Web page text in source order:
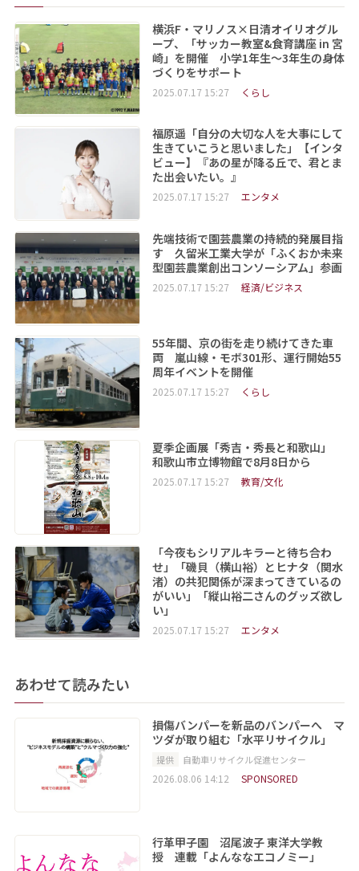
横浜F・マリノス×日清オイリオグル
ープ、「サッカー教室&食育講座 in 宮
崎」を開催 小学1年生～3年生の身体
づくりをサポート
2025.07.17 15:27 くらし
福原遥「自分の大切な人を大事にして
生きていこうと思いました」【インタ
ビュー】『あの星が降る丘で、君とま
た出会いたい。』
2025.07.17 15:27 エンタメ
先端技術で園芸農業の持続的発展目指
す 久留米工業大学が「ふくおか未来
型園芸農業創出コンソーシアム」参画
2025.07.17 15:27 経済/ビジネス
55年間、京の街を走り続けてきた車
両 嵐山線・モボ301形、運行開始55
周年イベントを開催
2025.07.17 15:27 くらし
夏季企画展「秀吉・秀長と和歌山」
和歌山市立博物館で8月8日から
2025.07.17 15:27 教育/文化
「今夜もシリアルキラーと待ち合わ
せ」「磯貝（横山裕）とヒナタ（関水
渚）の共犯関係が深まってきているの
がいい」「縦山裕二さんのグッズ欲し
い」
2025.07.17 15:27 エンタメ
あわせて読みたい
損傷バンパーを新品のバンパーへ マ
ツダが取り組む「水平リサイクル」
提供 自動車リサイクル促進センター
2026.08.06 14:12 SPONSORED
行革甲子園 沼尾波子 東洋大学教
授 連載「よんななエコノミー」